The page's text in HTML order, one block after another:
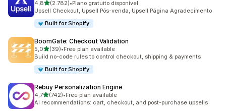
4,8de 5 estrelas
(2.782)
2782 total de avaliações
•Plano gratuito disponível
Upsell Checkout, Upsell Pós-venda, Upsell Página Agradecimento
Built for Shopify
BoomGate: Checkout Validation
5,0de 5 estrelas
(39)
39 total de avaliações
•Free plan available
Build no-code rules to control checkout, shipping & payments
Built for Shopify
Rebuy Personalization Engine
4,7de 5 estrelas
(742)
742 total de avaliações
•Free plan available
AI recommendations: cart, checkout, and post-purchase upsells